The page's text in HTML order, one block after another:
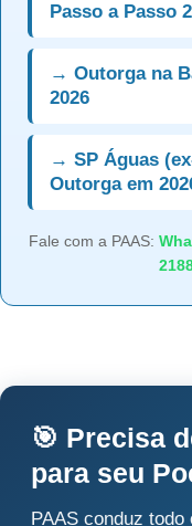
Passo a Passo
→ Outorga na
2026
→ SP Águas
Outorga em
Fale com a PAAS:
🎯 Precisa
para seu
PAAS conduz todo